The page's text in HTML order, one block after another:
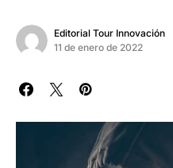
Editorial Tour Innovación
11 de enero de 2022